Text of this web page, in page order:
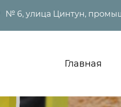
№ 6, улица Цинтун,
Главная